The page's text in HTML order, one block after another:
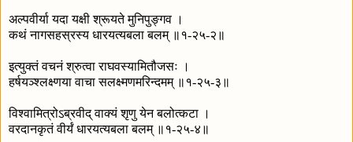
अल्पवीर्या यदा यक्षी श्रूयते मुनिपुङ्गव ।
कथं नागसहस्रस्य धारयत्यबला बलम् ॥१-२५-२॥
इत्युक्तं वचनं श्रुत्वा राघवस्यामितौजसः ।
हर्षयञ्श्लक्ष्णया वाचा सलक्ष्मणमरिन्दमम् ॥१-२५-३॥
विश्वामित्रोऽब्रवीद् वाक्यं शृणु येन बलोत्कटा ।
वरदानकृतं वीर्यं धारयत्यबला बलम् ॥१-२५-४॥